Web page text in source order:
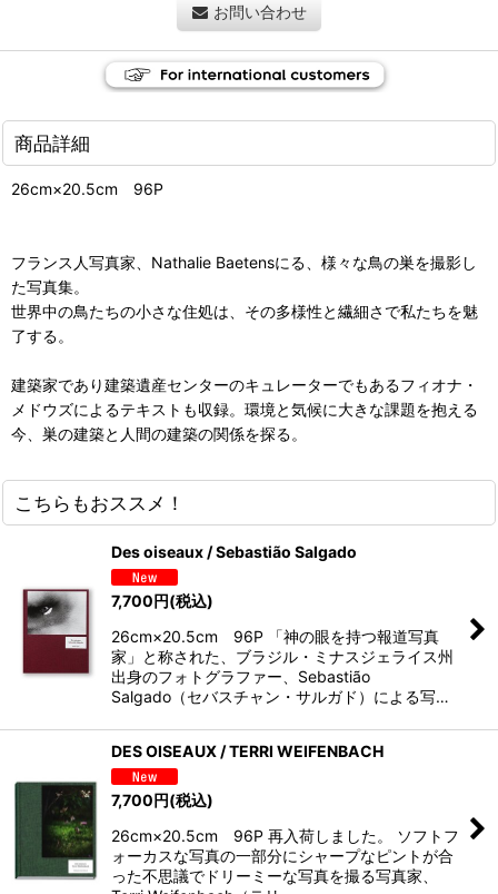
お問い合わせ
商品詳細
26cm×20.5cm 96P
フランス人写真家、Nathalie Baetensにる、様々な鳥の巣を撮影し
た写真集。
世界中の鳥たちの小さな住処は、その多様性と繊細さで私たちを魅
了する。
建築家であり建築遺産センターのキュレーターでもあるフィオナ・
メドウズによるテキストも収録。環境と気候に大きな課題を抱える
今、巣の建築と人間の建築の関係を探る。
こちらもおススメ！
Des oiseaux / Sebastião Salgado
7,700円(税込)
26cm×20.5cm 96P 「神の眼を持つ報道写真
家」と称された、ブラジル・ミナスジェライス州
出身のフォトグラファー、Sebastião
Salgado（セバスチャン・サルガド）による写…
DES OISEAUX / TERRI WEIFENBACH
7,700円(税込)
26cm×20.5cm 96P 再入荷しました。 ソフトフ
ォーカスな写真の一部分にシャープなピントが合
った不思議でドリーミーな写真を撮る写真家、